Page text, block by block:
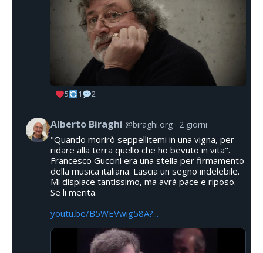
5 1 2
Alberto Biraghi @biraghi.org 2 giorni
"Quando morirò seppellitemi in una vigna, per
ridare alla terra quello che ho bevuto in vita".
Francesco Guccini era una stella per firmamento
della musica italiana. Lascia un segno indelebile.
Mi dispiace tantissimo, ma avrà pace e riposo.
Se li merita.
youtu.be/B5WEVwig58A?...